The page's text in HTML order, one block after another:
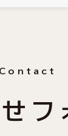
Contact
フ